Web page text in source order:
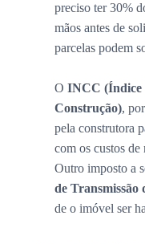
preciso ter 30%
mãos antes de
parcelas podem
O INCC (Índice
Construção),
pela construtora
com os custos de
Outro imposto a
de Transmissão
de o imóvel ser